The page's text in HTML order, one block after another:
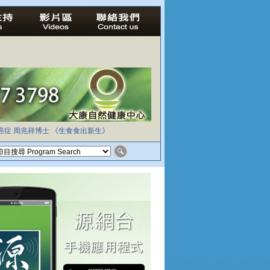
症 周兆祥博士 《生食食出新生》